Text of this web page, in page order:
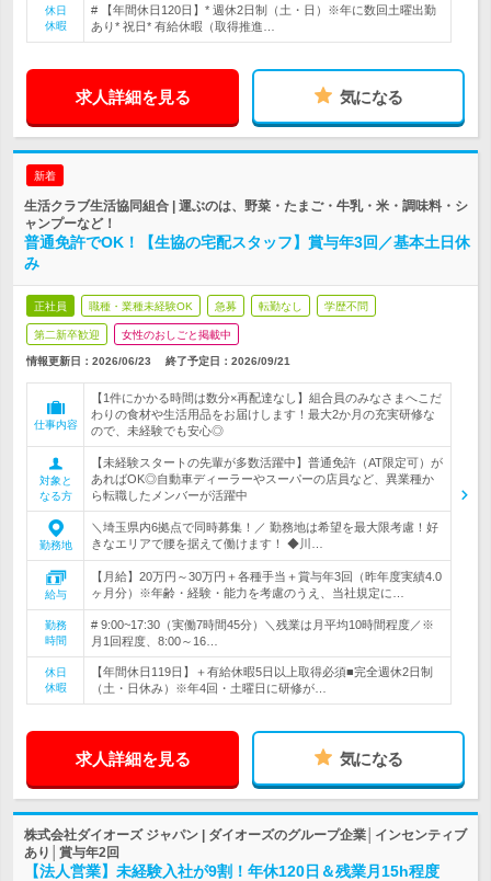
休日
休暇
# 【年間休日120日】* 週休2日制（土・日）※年に数回土曜出勤
あり* 祝日* 有給休暇（取得推進…
求人詳細を見る 気になる
新着
生活クラブ生活協同組合 | 運ぶのは、野菜・たまご・牛乳・米・調味料・シ
ャンプーなど！
普通免許でOK！【生協の宅配スタッフ】賞与年3回／基本土日休
み
正社員 職種・業種未経験OK 急募 転勤なし 学歴不問
第二新卒歓迎 女性のおしごと掲載中
情報更新日：2026/06/23 終了予定日： 2026/09/21
仕事内容
【1件にかかる時間は数分×再配達なし】組合員のみなさまへこだ
わりの食材や生活用品をお届けします！最大2か月の充実研修な
ので、未経験でも安心◎
対象と
なる方
【未経験スタートの先輩が多数活躍中】普通免許（AT限定可）が
あればOK◎自動車ディーラーやスーパーの店員など、異業種か
ら転職したメンバーが活躍中
勤務地
＼埼玉県内6拠点で同時募集！／ 勤務地は希望を最大限考慮！好
きなエリアで腰を据えて働けます！ ◆川…
給与
【月給】20万円～30万円＋各種手当＋賞与年3回（昨年度実績4.0
ヶ月分）※年齢・経験・能力を考慮のうえ、当社規定に…
勤務
時間
# 9:00~17:30（実働7時間45分）＼残業は月平均10時間程度／※
月1回程度、8:00～16…
休日
休暇
【年間休日119日】＋有給休暇5日以上取得必須■完全週休2日制
（土・日休み）※年4回・土曜日に研修が…
求人詳細を見る 気になる
株式会社ダイオーズ ジャパン | ダイオーズのグループ企業│インセンティブ
あり│賞与年2回
【法人営業】未経験入社が9割！年休120日＆残業月15h程度